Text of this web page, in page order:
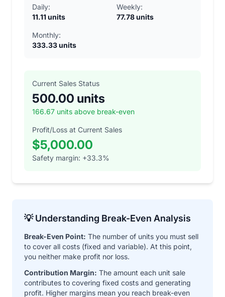
Daily:
11.11 units
Weekly:
77.78 units
Monthly:
333.33 units
Current Sales Status
500.00 units
166.67 units above break-even
Profit/Loss at Current Sales
$5,000.00
Safety margin: +33.3%
💡 Understanding Break-Even Analysis
Break-Even Point: The number of units you must sell
to cover all costs (fixed and variable). At this point,
you neither make profit nor loss.
Contribution Margin: The amount each unit sale
contributes to covering fixed costs and generating
profit. Higher margins mean you reach break-even